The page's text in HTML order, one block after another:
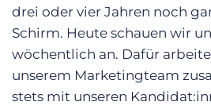
drei oder vier Jahren noch
Schirm. Heute schauen wir
wöchentlich an. Dafür
unserem Marketingteam
stets mit unseren